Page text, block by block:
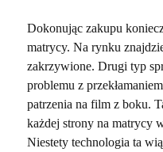
Dokonując zakupu
matrycy. Na rynku
zakrzywione. Drugi typ
problemu z
patrzenia na film z boku.
każdej strony na matrycy
Niestety technologia ta